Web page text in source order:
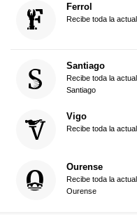
Ferrol
Recibe toda la
Santiago
Recibe toda la
Santiago
Vigo
Recibe toda la
Ourense
Recibe toda la
Ourense